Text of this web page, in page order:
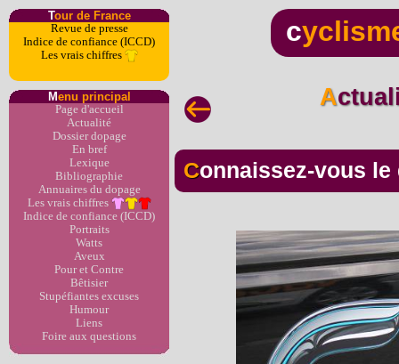
Tour de France
Revue de presse
Indice de confiance (ICCD)
Les vrais chiffres
Menu principal
Page d'accueil
Actualité
Dossier dopage
En bref
Lexique
Bibliographie
Annuaires du dopage
Les vrais chiffres
Indice de confiance (ICCD)
Portraits
Watts
Aveux
Pour et Contre
Bêtisier
Stupéfiantes excuses
Humour
Liens
Foire aux questions
c
Connaissez-vous